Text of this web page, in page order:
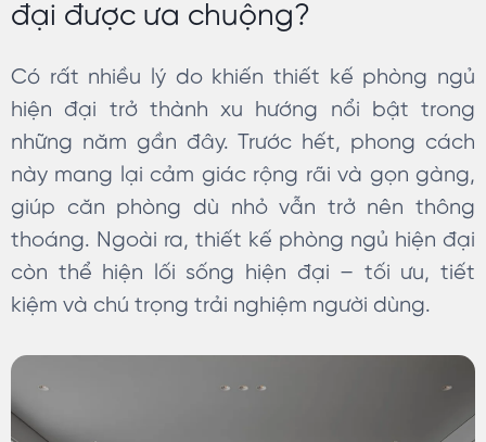
đại được ưa chuộng?
Có rất nhiều lý do khiến thiết kế phòng ngủ
hiện đại trở thành xu hướng nổi bật trong
những năm gần đây. Trước hết, phong cách
này mang lại cảm giác rộng rãi và gọn gàng,
giúp căn phòng dù nhỏ vẫn trở nên thông
thoáng. Ngoài ra, thiết kế phòng ngủ hiện đại
còn thể hiện lối sống hiện đại – tối ưu, tiết
kiệm và chú trọng trải nghiệm người dùng.